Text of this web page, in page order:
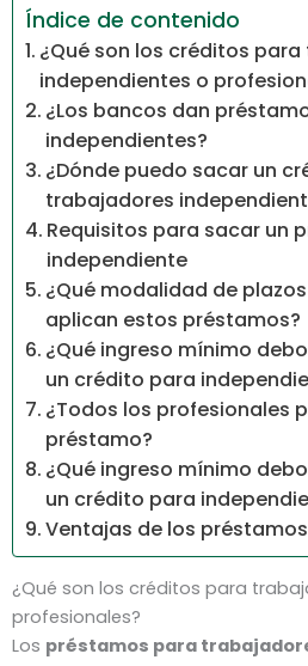
Índice de contenido
¿Qué son los créditos
independientes o
¿Los bancos dan
independientes?
¿Dónde puedo sacar un
trabajadores
Requisitos para sacar un
independiente
¿Qué modalidad de
aplican estos préstamos?
¿Qué ingreso mínimo
un crédito para
¿Todos los profesionales
préstamo?
¿Qué ingreso mínimo
un crédito para
Ventajas de los
¿Qué son los créditos para
profesionales?
Los préstamos para